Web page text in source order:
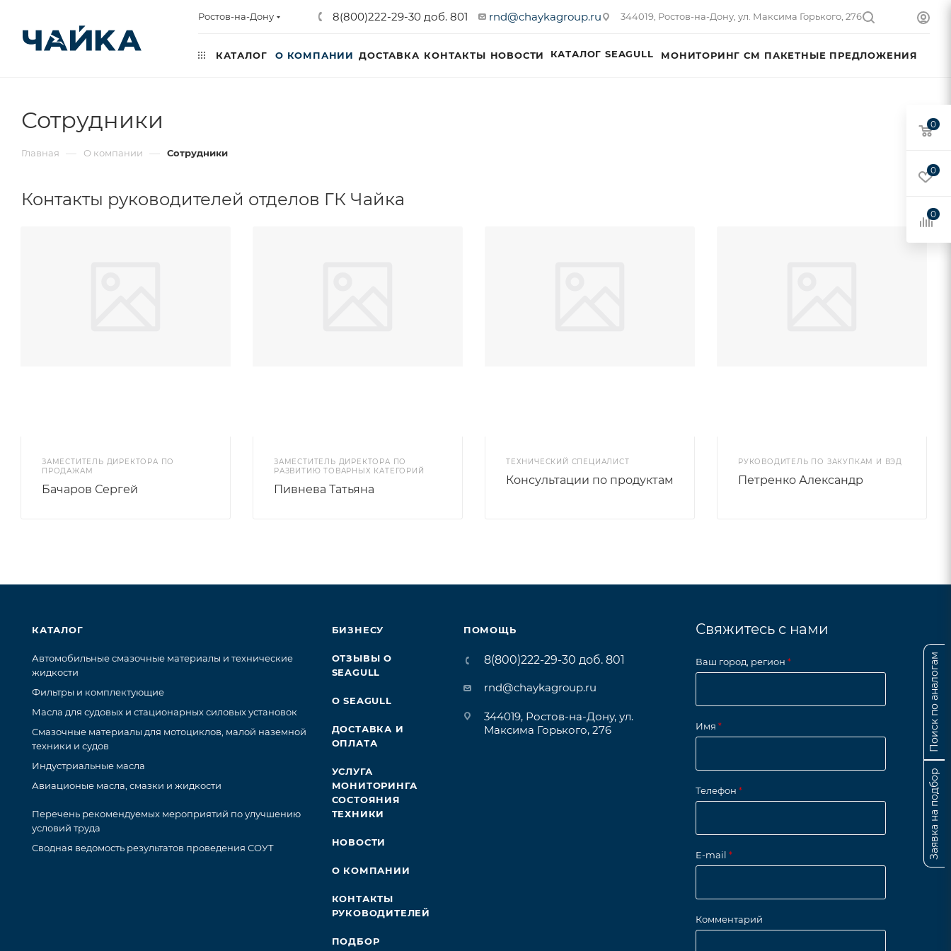
Ростов-на-Дону 8(800)222-29-30 доб. 801 rnd@chaykagroup.ru 344019, Ростов-на-Дону, ул. Максима Горького, 276
КАТАЛОГ О КОМПАНИИ ДОСТАВКА КОНТАКТЫ НОВОСТИ КАТАЛОГ SEAGULL МОНИТОРИНГ СМ ПАКЕТНЫЕ ПРЕДЛОЖЕНИЯ
Сотрудники
Главная — О компании — Сотрудники
Контакты руководителей отделов ГК Чайка
ЗАМЕСТИТЕЛЬ ДИРЕКТОРА ПО
ПРОДАЖАМ
Бачаров Сергей
ЗАМЕСТИТЕЛЬ ДИРЕКТОРА ПО
РАЗВИТИЮ ТОВАРНЫХ КАТЕГОРИЙ
Пивнева Татьяна
ТЕХНИЧЕСКИЙ СПЕЦИАЛИСТ
Консультации по продуктам
РУКОВОДИТЕЛЬ ПО ЗАКУПКАМ И ВЭД
Петренко Александр
КАТАЛОГ
Автомобильные смазочные материалы и технические
жидкости
Фильтры и комплектующие
Масла для судовых и стационарных силовых установок
Смазочные материалы для мотоциклов, малой наземной
техники и судов
Индустриальные масла
Авиационые масла, смазки и жидкости
Перечень рекомендуемых мероприятий по улучшению
условий труда
Сводная ведомость результатов проведения СОУТ
БИЗНЕСУ
ОТЗЫВЫ О
SEAGULL
О SEAGULL
ДОСТАВКА И
ОПЛАТА
УСЛУГА
МОНИТОРИНГА
СОСТОЯНИЯ
ТЕХНИКИ
НОВОСТИ
О КОМПАНИИ
КОНТАКТЫ
РУКОВОДИТЕЛЕЙ
ПОДБОР
ПОМОЩЬ
8(800)222-29-30 доб. 801
rnd@chaykagroup.ru
344019, Ростов-на-Дону, ул.
Максима Горького, 276
Свяжитесь с нами
Ваш город, регион *
Имя *
Телефон *
E-mail *
Комментарий
0
0
0
Заявка на подбор
Поиск по аналогам